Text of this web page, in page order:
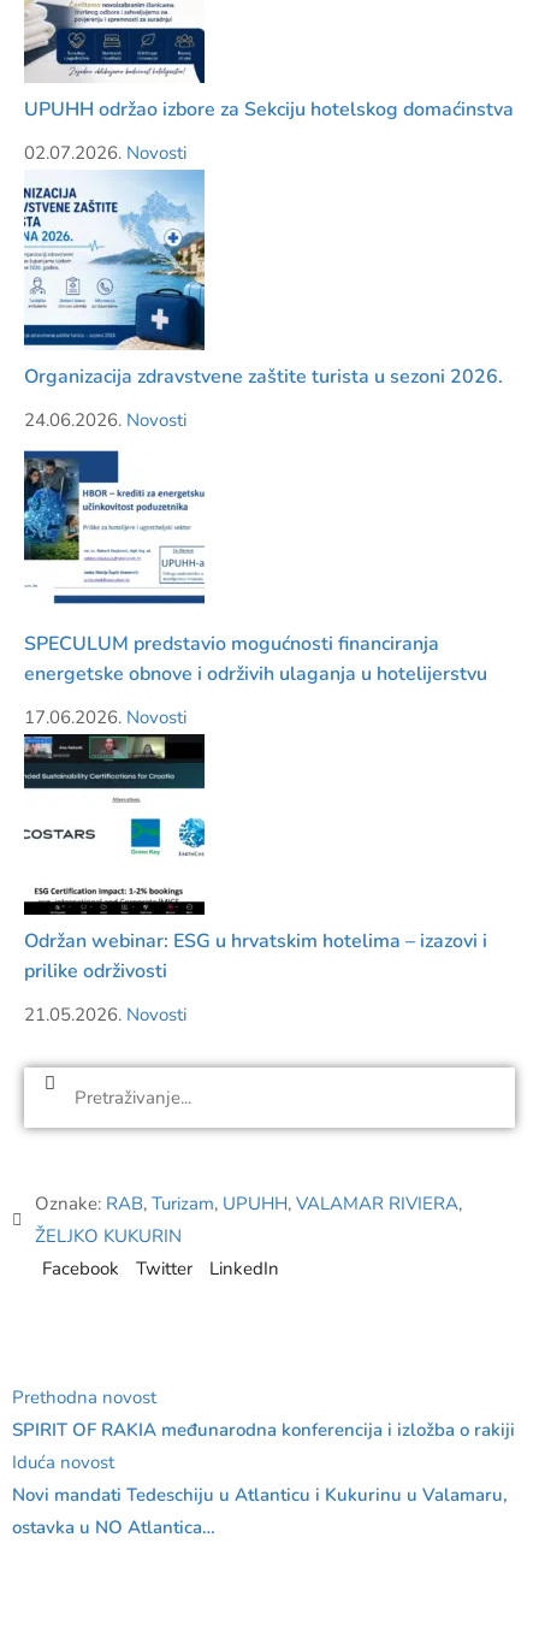
UPUHH održao izbore za Sekciju hotelskog domaćinstva
02.07.2026. Novosti
Organizacija zdravstvene zaštite turista u sezoni 2026.
24.06.2026. Novosti
SPECULUM predstavio mogućnosti financiranja
energetske obnove i održivih ulaganja u hotelijerstvu
17.06.2026. Novosti
Održan webinar: ESG u hrvatskim hotelima – izazovi i
prilike održivosti
21.05.2026. Novosti
Oznake: RAB, Turizam, UPUHH, VALAMAR RIVIERA,
ŽELJKO KUKURIN
Facebook
Twitter LinkedIn
Prethodna novost
SPIRIT OF RAKIA međunarodna konferencija i izložba o rakiji
Iduća novost
Novi mandati Tedeschiju u Atlanticu i Kukurinu u Valamaru,
ostavka u NO Atlantica…